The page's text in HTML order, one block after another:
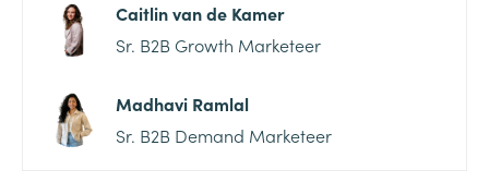
Caitlin van de Kamer
Sr. B2B Growth Marketeer
Madhavi Ramlal
Sr. B2B Demand Marketeer